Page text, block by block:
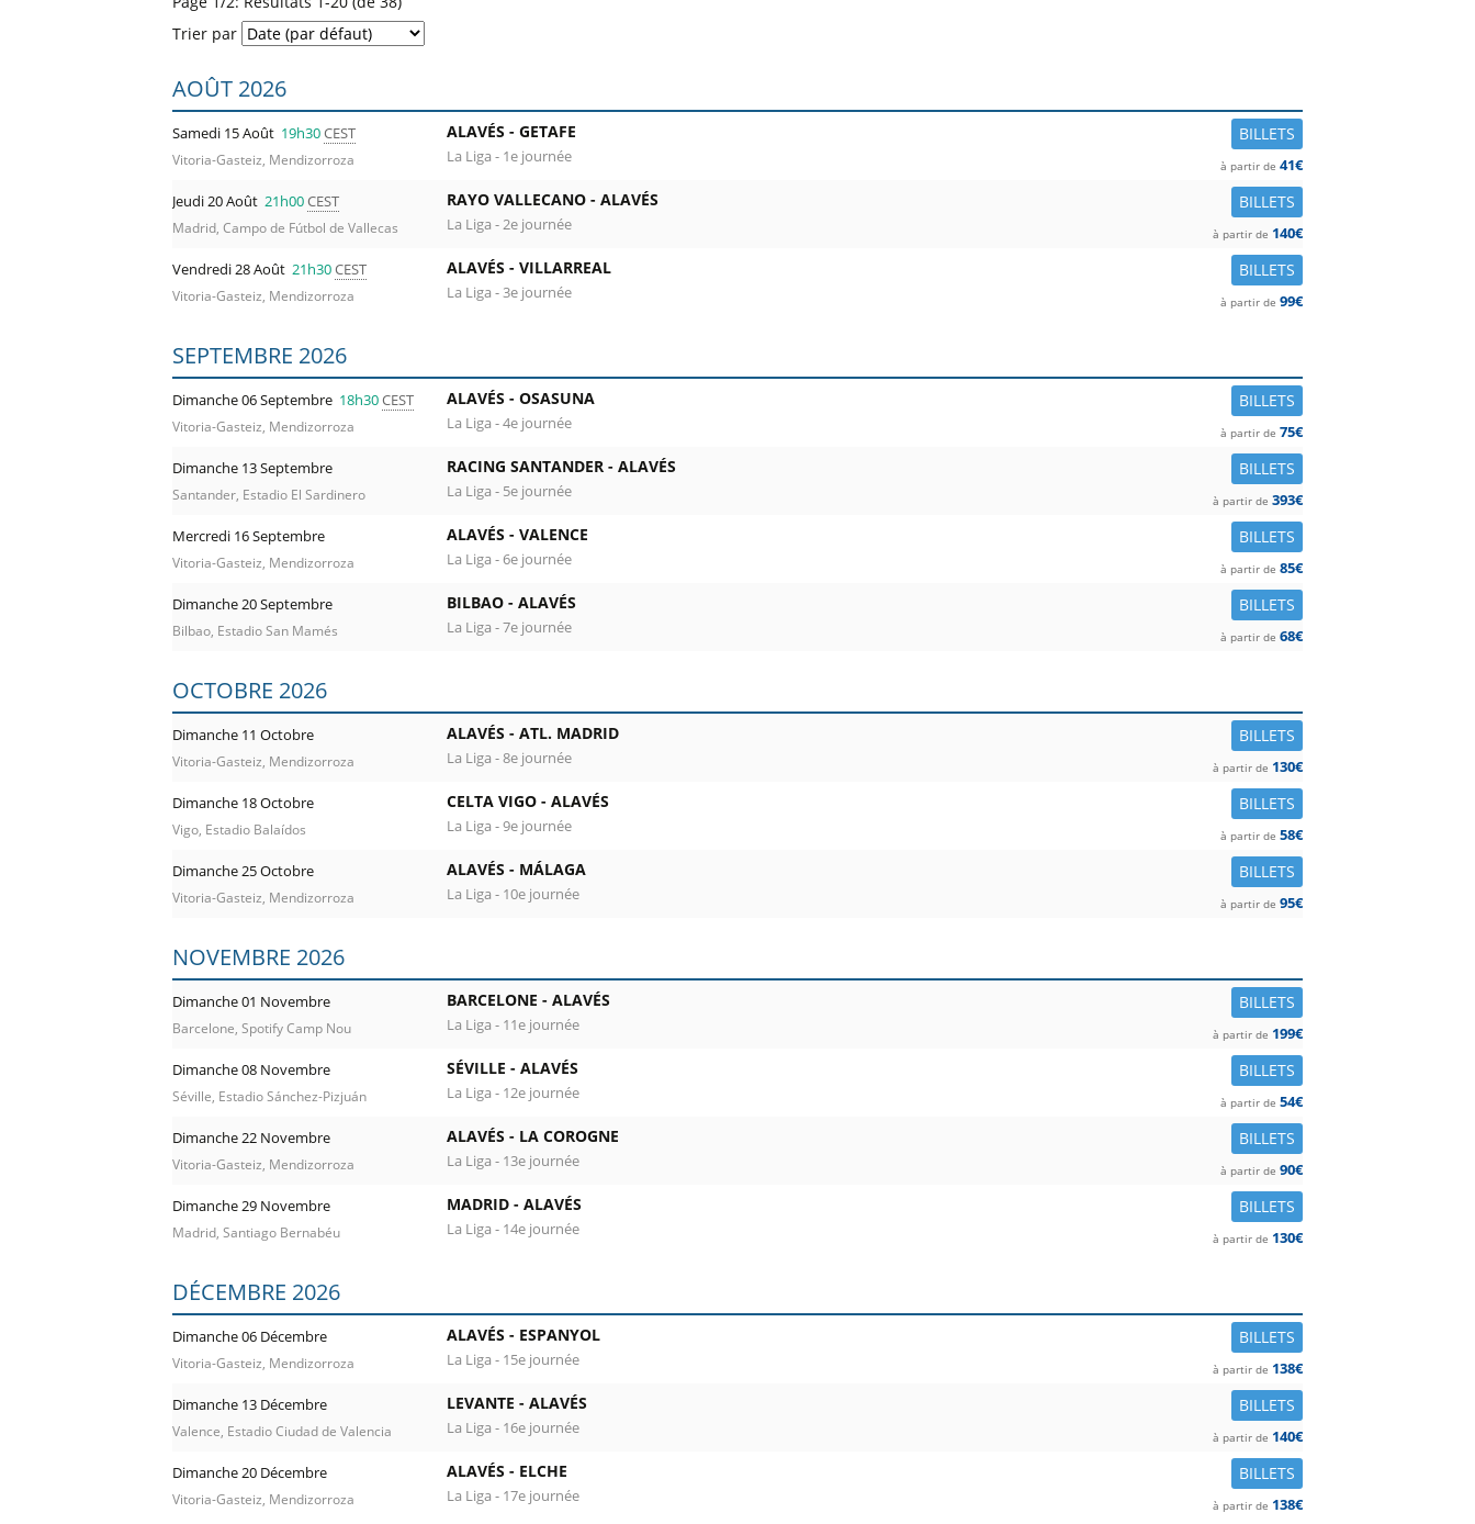
Trier par
AOÛT 2026
Samedi 15 Août 19h30CEST
Vitoria-Gasteiz, Mendizorroza
BILLETS
ALAVÉS - GETAFE
La Liga - 1e journée à partir de 41€
Jeudi 20 Août 21h00CEST
Madrid, Campo de Fútbol de Vallecas
BILLETS
RAYO VALLECANO - ALAVÉS
La Liga - 2e journée à partir de 140€
Vendredi 28 Août 21h30CEST
Vitoria-Gasteiz, Mendizorroza
BILLETS
ALAVÉS - VILLARREAL
La Liga - 3e journée à partir de 99€
SEPTEMBRE 2026
Dimanche 06 Septembre 18h30CEST
Vitoria-Gasteiz, Mendizorroza
BILLETS
ALAVÉS - OSASUNA
La Liga - 4e journée à partir de 75€
Dimanche 13 Septembre
Santander, Estadio El Sardinero
BILLETS
RACING SANTANDER - ALAVÉS
La Liga - 5e journée à partir de 393€
Mercredi 16 Septembre
Vitoria-Gasteiz, Mendizorroza
BILLETS
ALAVÉS - VALENCE
La Liga - 6e journée à partir de 85€
Dimanche 20 Septembre
Bilbao, Estadio San Mamés
BILLETS
BILBAO - ALAVÉS
La Liga - 7e journée à partir de 68€
OCTOBRE 2026
Dimanche 11 Octobre
Vitoria-Gasteiz, Mendizorroza
BILLETS
ALAVÉS - ATL. MADRID
La Liga - 8e journée à partir de 130€
Dimanche 18 Octobre
Vigo, Estadio Balaídos
BILLETS
CELTA VIGO - ALAVÉS
La Liga - 9e journée à partir de 58€
Dimanche 25 Octobre
Vitoria-Gasteiz, Mendizorroza
BILLETS
ALAVÉS - MÁLAGA
La Liga - 10e journée à partir de 95€
NOVEMBRE 2026
Dimanche 01 Novembre
Barcelone, Spotify Camp Nou
BILLETS
BARCELONE - ALAVÉS
La Liga - 11e journée à partir de 199€
Dimanche 08 Novembre
Séville, Estadio Sánchez-Pizjuán
BILLETS
SÉVILLE - ALAVÉS
La Liga - 12e journée à partir de 54€
Dimanche 22 Novembre
Vitoria-Gasteiz, Mendizorroza
BILLETS
ALAVÉS - LA COROGNE
La Liga - 13e journée à partir de 90€
Dimanche 29 Novembre
Madrid, Santiago Bernabéu
BILLETS
MADRID - ALAVÉS
La Liga - 14e journée à partir de 130€
DÉCEMBRE 2026
Dimanche 06 Décembre
Vitoria-Gasteiz, Mendizorroza
BILLETS
ALAVÉS - ESPANYOL
La Liga - 15e journée à partir de 138€
Dimanche 13 Décembre
Valence, Estadio Ciudad de Valencia
BILLETS
LEVANTE - ALAVÉS
La Liga - 16e journée à partir de 140€
Dimanche 20 Décembre
Vitoria-Gasteiz, Mendizorroza
BILLETS
ALAVÉS - ELCHE
La Liga - 17e journée à partir de 138€